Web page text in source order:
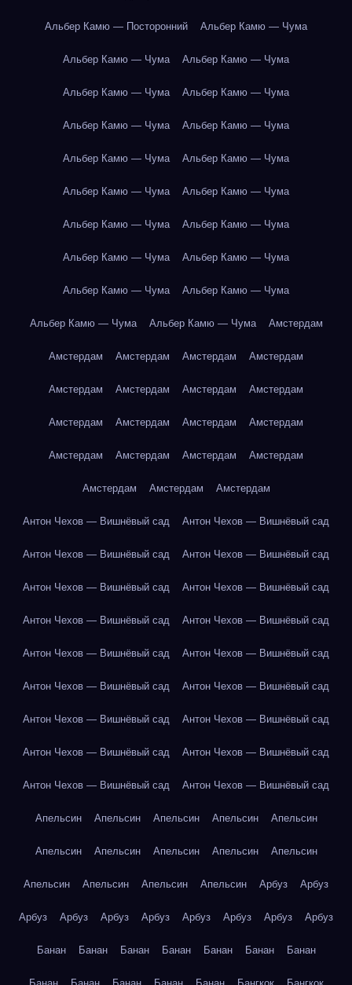
Альбер Камю — Посторонний Альбер Камю — Чума
Альбер Камю — Чума Альбер Камю — Чума
Альбер Камю — Чума Альбер Камю — Чума
Альбер Камю — Чума Альбер Камю — Чума
Альбер Камю — Чума Альбер Камю — Чума
Альбер Камю — Чума Альбер Камю — Чума
Альбер Камю — Чума Альбер Камю — Чума
Альбер Камю — Чума Альбер Камю — Чума
Альбер Камю — Чума Альбер Камю — Чума
Альбер Камю — Чума Альбер Камю — Чума Амстердам
Амстердам Амстердам Амстердам Амстердам
Амстердам Амстердам Амстердам Амстердам
Амстердам Амстердам Амстердам Амстердам
Амстердам Амстердам Амстердам Амстердам
Амстердам Амстердам Амстердам
Антон Чехов — Вишнёвый сад Антон Чехов — Вишнёвый сад
Антон Чехов — Вишнёвый сад Антон Чехов — Вишнёвый сад
Антон Чехов — Вишнёвый сад Антон Чехов — Вишнёвый сад
Антон Чехов — Вишнёвый сад Антон Чехов — Вишнёвый сад
Антон Чехов — Вишнёвый сад Антон Чехов — Вишнёвый сад
Антон Чехов — Вишнёвый сад Антон Чехов — Вишнёвый сад
Антон Чехов — Вишнёвый сад Антон Чехов — Вишнёвый сад
Антон Чехов — Вишнёвый сад Антон Чехов — Вишнёвый сад
Антон Чехов — Вишнёвый сад Антон Чехов — Вишнёвый сад
Апельсин Апельсин Апельсин Апельсин Апельсин
Апельсин Апельсин Апельсин Апельсин Апельсин
Апельсин Апельсин Апельсин Апельсин Арбуз Арбуз
Арбуз Арбуз Арбуз Арбуз Арбуз Арбуз Арбуз Арбуз
Банан Банан Банан Банан Банан Банан Банан